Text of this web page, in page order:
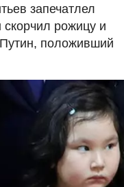
запечатлел
скорчил рожицу и
положивший